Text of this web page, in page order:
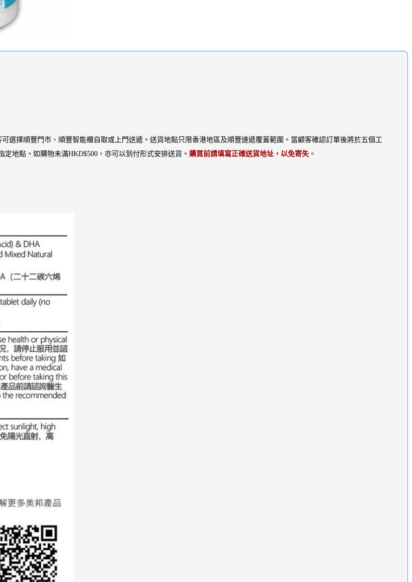
可選擇順豐門市、順豐智能櫃自取或上門送遞。送貨地點只限香港地區及順豐速遞覆蓋範圍。當顧客確認訂單後將於五個工
地點。如購物未滿HKD$500，亦可以到付形式安排送貨。 購買前請填寫正確送貨地址，以免寄失。